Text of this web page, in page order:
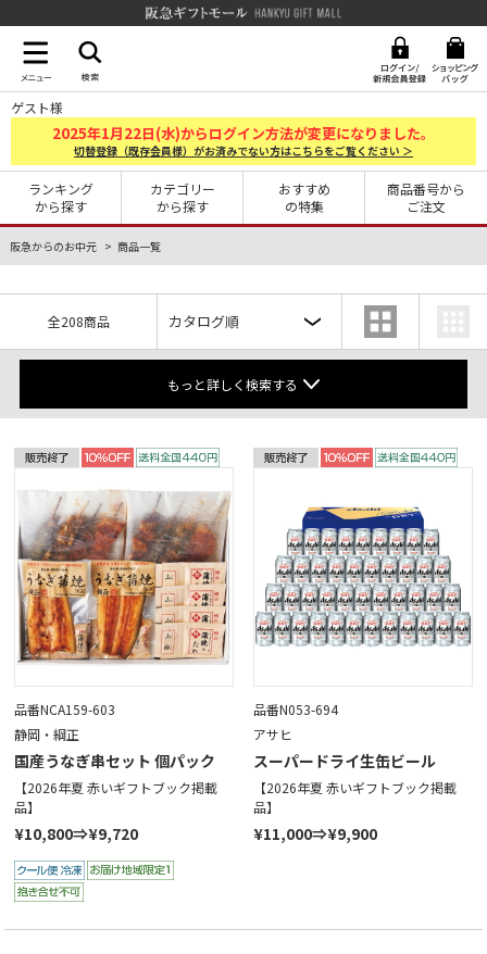
ゲスト様
2025年1月22日(水)からログイン方法が変更になりました。
切替登録（既存会員様）がお済みでない方はこちらをご覧ください ＞
ランキング
から探す
カテゴリー
から探す
おすすめ
の特集
商品番号から
ご注文
阪急からのお中元 商品一覧
全208商品
もっと詳しく検索する
品番NCA159-603
静岡・綱正
国産うなぎ串セット 個パック
【2026年夏 赤いギフトブック掲載
品】
¥10,800⇒¥9,720
品番N053-694
アサヒ
スーパードライ生缶ビール
【2026年夏 赤いギフトブック掲載
品】
¥11,000⇒¥9,900